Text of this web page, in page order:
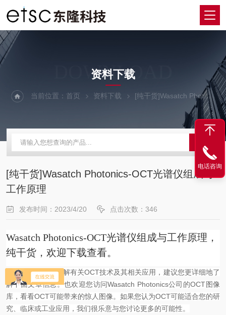
DOWNLOAD
资料下载
当前位置：首页 资料下载 [纯干货]Wasatch Photonics-OCT光谱仪组成与工作原理
[纯干货]Wasatch Photonics-OCT光谱仪组成与
工作原理
发布时间：2023/4/20 点击次数：346
Wasatch Photonics-OCT光谱仪组成与工作原理，
纯干货，欢迎下载查看。
如果您想更多地了解有关OCT技术及其相关应用，建议您更详细地了
解下面文章信息。也欢迎您访问Wasatch Photonics公司的OCT图像
库，看看OCT可能带来的惊人图像。如果您认为OCT可能适合您的研
究、临床或工业应用，我们很乐意与您讨论更多的可能性。
电话咨询